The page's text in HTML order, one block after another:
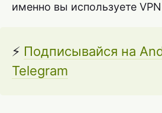
именно вы используете
⚡ Подписывайся на
Telegram